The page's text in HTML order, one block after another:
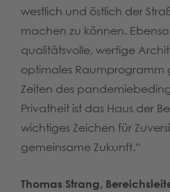
westlich und östlich der
machen zu können.
qualitätsvolle, wertige
optimales Raumprogramm
Zeiten des
Privatheit ist das Haus der
wichtiges Zeichen für
gemeinsame Zukunft.“
Thomas Strang,